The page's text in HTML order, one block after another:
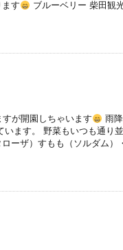
す
ブルーベリー 柴田
が開園しちゃいます
雨
ます。 野菜もいつも通り
ーザ）すもも（ソルダム）